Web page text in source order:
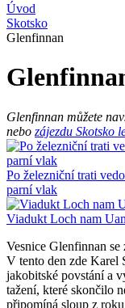
Úvod
Skotsko
Glenfinnan
Glenfinnan můžete
nebo zájezdu Skotsko
Po železniční trati
parní vlak
Viadukt Loch nam
Vesnice Glenfinnan se
V tento den zde Karel
jakobitské povstání a
tažení, které skončilo
připomíná sloup z